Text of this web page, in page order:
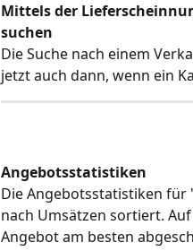
Mittels der
suchen
Die Suche nach einem
jetzt auch dann, wenn ein
Angebotsstatistiken
Die Angebotsstatistiken für
nach Umsätzen sortiert.
Angebot am besten